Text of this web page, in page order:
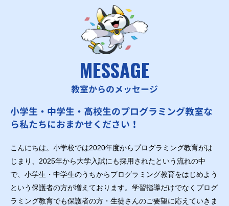
MESSAGE
教室からのメッセージ
小学生・中学生・高校生のプログラミング教室な
ら私たちにおまかせください！
こんにちは。小学校では2020年度からプログラミング教育がは
じまり、2025年から大学入試にも採用されたという流れの中
で、小学生・中学生のうちからプログラミング教育をはじめよう
という保護者の方が増えております。学習指導だけでなくプログ
ラミング教育でも保護者の方・生徒さんのご要望に応えていきま